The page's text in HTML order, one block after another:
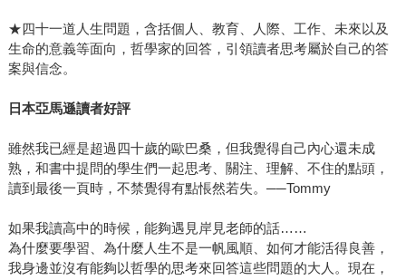
★四十一道人生問題，含括個人、教育、人際、工作、未來以及
生命的意義等面向，哲學家的回答，引領讀者思考屬於自己的答
案與信念。
日本亞馬遜讀者好評
雖然我已經是超過四十歲的歐巴桑，但我覺得自己內心還未成
熟，和書中提問的學生們一起思考、關注、理解、不住的點頭，
讀到最後一頁時，不禁覺得有點悵然若失。──Tommy
如果我讀高中的時候，能夠遇見岸見老師的話……
為什麼要學習、為什麼人生不是一帆風順、如何才能活得良善，
我身邊並沒有能夠以哲學的思考來回答這些問題的大人。現在，